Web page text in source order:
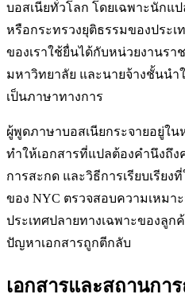
บอสเนียทั่วโลก โดยเฉพาะนักแ
หรือกระทรวงยุติธรรมของประ
ของเราใช้ยื่นได้กับหน่วยงานรา
มหาวิทยาลัย และนายจ้างชั้นนำ
เป็นภาษาทางการ
ผู้พูดภาษาบอสเนียกระจายอยู่ใ
ทำให้เอกสารที่แปลต้องคำนึงถึ
การสะกด และวิธีการเรียบเรียง
ของ NYC ตรวจสอบความเหม
ประเทศปลายทางเฉพาะของลูก
ปัญหาเอกสารถูกตีกลับ
เอกสารและสถานกา